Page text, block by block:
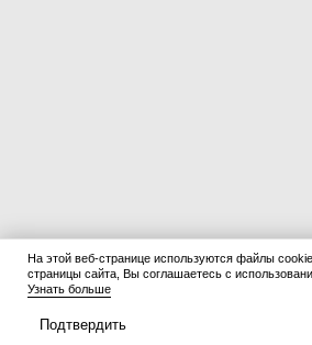
На этой веб-странице используются файлы
страницы сайта, Вы соглашаетесь с
Узнать больше
Подтвердить